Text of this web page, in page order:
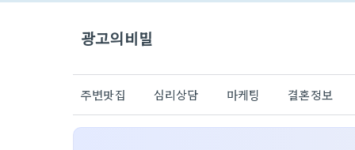
광고의비밀
주변맛집 심리상담 마케팅 결혼정보